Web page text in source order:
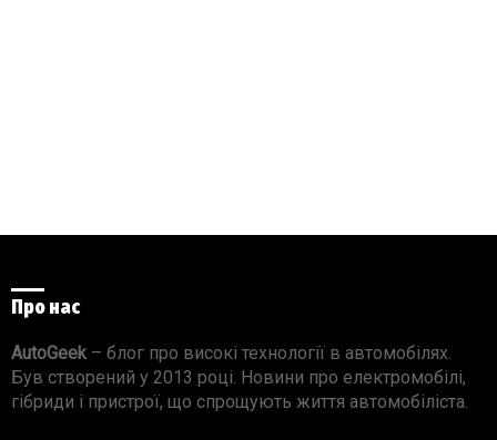
Про нас
AutoGeek– блог про високі технології в автомобілях.
Був створений у 2013 році. Новини про електромобілі,
гібриди і пристрої, що спрощують життя автомобіліста.